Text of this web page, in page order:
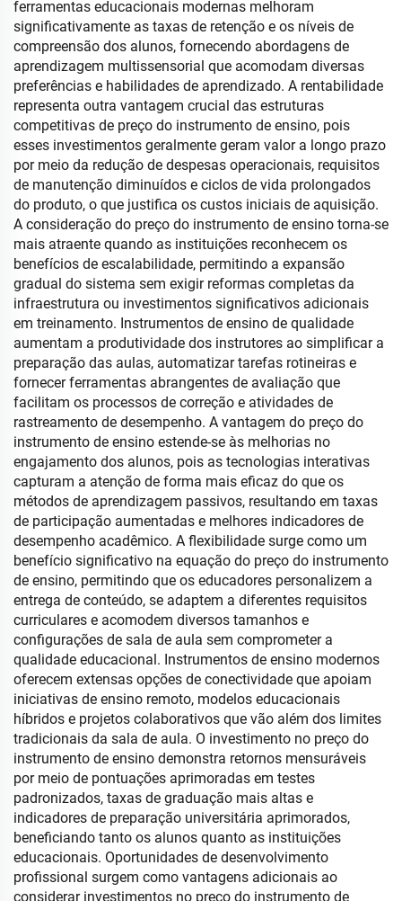
ferramentas educacionais modernas melhoram
significativamente as taxas de retenção e os níveis de
compreensão dos alunos, fornecendo abordagens de
aprendizagem multissensorial que acomodam diversas
preferências e habilidades de aprendizado. A rentabilidade
representa outra vantagem crucial das estruturas
competitivas de preço do instrumento de ensino, pois
esses investimentos geralmente geram valor a longo prazo
por meio da redução de despesas operacionais, requisitos
de manutenção diminuídos e ciclos de vida prolongados
do produto, o que justifica os custos iniciais de aquisição.
A consideração do preço do instrumento de ensino torna-se
mais atraente quando as instituições reconhecem os
benefícios de escalabilidade, permitindo a expansão
gradual do sistema sem exigir reformas completas da
infraestrutura ou investimentos significativos adicionais
em treinamento. Instrumentos de ensino de qualidade
aumentam a produtividade dos instrutores ao simplificar a
preparação das aulas, automatizar tarefas rotineiras e
fornecer ferramentas abrangentes de avaliação que
facilitam os processos de correção e atividades de
rastreamento de desempenho. A vantagem do preço do
instrumento de ensino estende-se às melhorias no
engajamento dos alunos, pois as tecnologias interativas
capturam a atenção de forma mais eficaz do que os
métodos de aprendizagem passivos, resultando em taxas
de participação aumentadas e melhores indicadores de
desempenho acadêmico. A flexibilidade surge como um
benefício significativo na equação do preço do instrumento
de ensino, permitindo que os educadores personalizem a
entrega de conteúdo, se adaptem a diferentes requisitos
curriculares e acomodem diversos tamanhos e
configurações de sala de aula sem comprometer a
qualidade educacional. Instrumentos de ensino modernos
oferecem extensas opções de conectividade que apoiam
iniciativas de ensino remoto, modelos educacionais
híbridos e projetos colaborativos que vão além dos limites
tradicionais da sala de aula. O investimento no preço do
instrumento de ensino demonstra retornos mensuráveis
por meio de pontuações aprimoradas em testes
padronizados, taxas de graduação mais altas e
indicadores de preparação universitária aprimorados,
beneficiando tanto os alunos quanto as instituições
educacionais. Oportunidades de desenvolvimento
profissional surgem como vantagens adicionais ao
considerar investimentos no preço do instrumento de